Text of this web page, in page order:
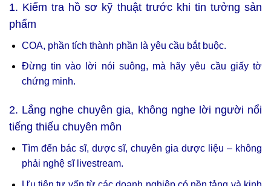
1. Kiểm tra hồ sơ kỹ thuật trước khi tin tưởng sản
phẩm
COA, phần tích thành phần là yêu cầu bắt buộc.
Đừng tin vào lời nói suông, mà hãy yêu cầu giấy tờ
chứng minh.
2. Lắng nghe chuyên gia, không nghe lời người nổi
tiếng thiếu chuyên môn
Tìm đến bác sĩ, dược sĩ, chuyên gia dược liệu – không
phải nghệ sĩ livestream.